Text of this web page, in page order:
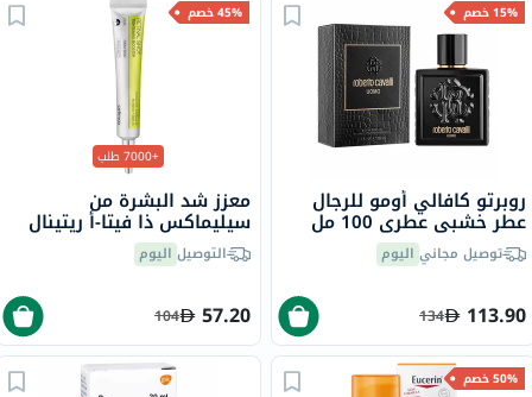
15% خصم
روبرتو كافالي أومو للرجال
عطر خشبي عطري 100 مل
توصيل مجاني اليوم
113.90
134
45% خصم
+7000 طلب
معزز شد البشرة من
سيليماكس ذا فيتا-أ ريتينال
شوت، 15 مل
التوصيل اليوم
57.20
104
50% خصم